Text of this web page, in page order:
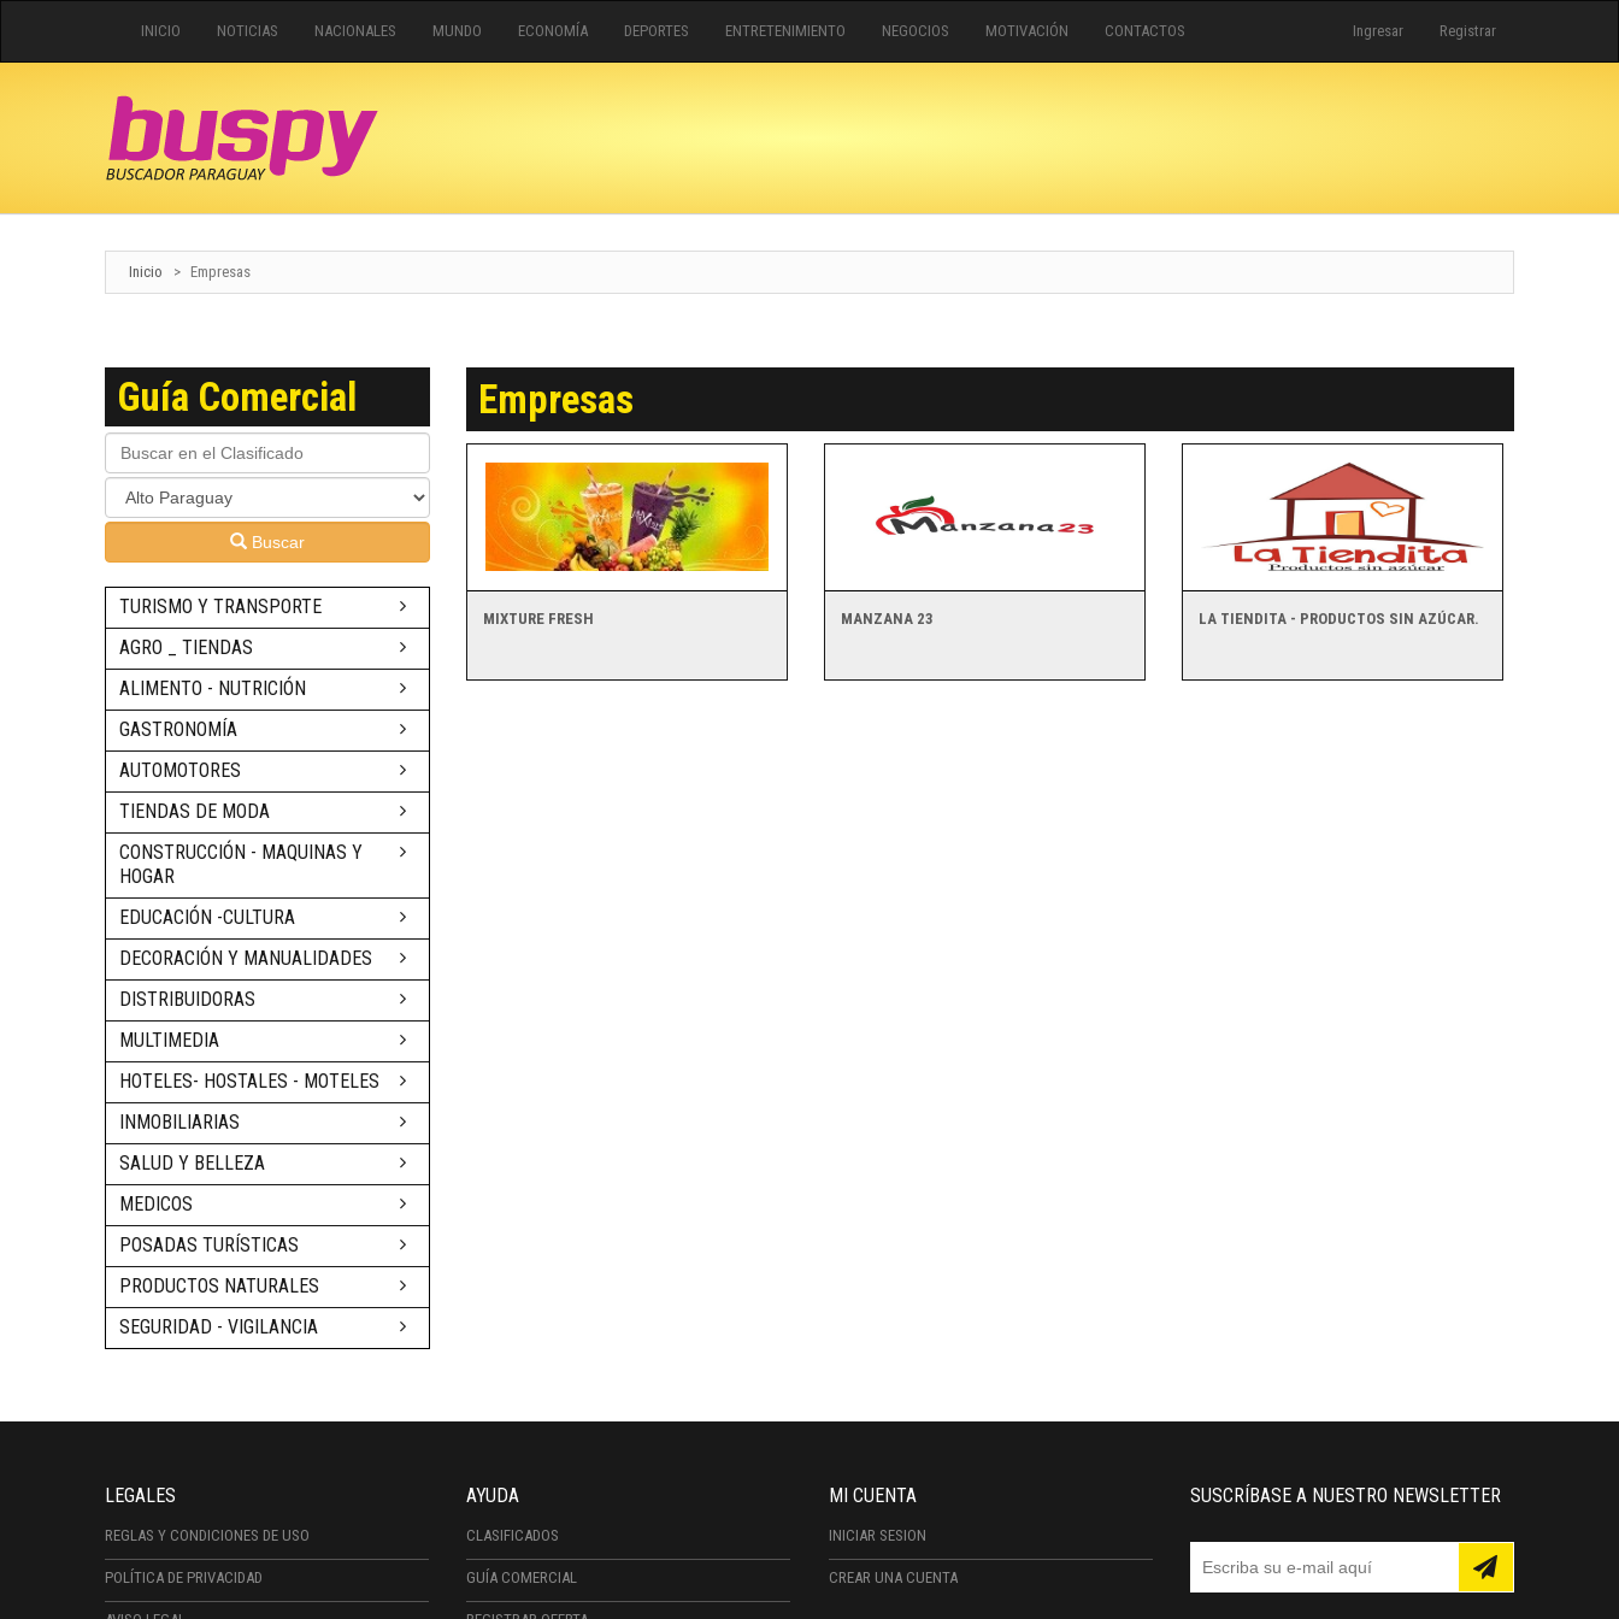
INICIO NOTICIAS NACIONALES MUNDO ECONOMÍA DEPORTES ENTRETENIMIENTO NEGOCIOS MOTIVACIÓN CONTACTOS Ingresar Registrar
Inicio > Empresas
Empresas
MIXTURE FRESH MANZANA 23 LA TIENDITA - PRODUCTOS SIN AZÚCAR.
Guía Comercial
Buscar
TURISMO Y TRANSPORTE
AGRO _ TIENDAS
ALIMENTO - NUTRICIÓN
GASTRONOMÍA
AUTOMOTORES
TIENDAS DE MODA
CONSTRUCCIÓN - MAQUINAS Y
HOGAR
EDUCACIÓN -CULTURA
DECORACIÓN Y MANUALIDADES
DISTRIBUIDORAS
MULTIMEDIA
HOTELES- HOSTALES - MOTELES
INMOBILIARIAS
SALUD Y BELLEZA
MEDICOS
POSADAS TURÍSTICAS
PRODUCTOS NATURALES
SEGURIDAD - VIGILANCIA
LEGALES
REGLAS Y CONDICIONES DE USO
POLÍTICA DE PRIVACIDAD
AYUDA
CLASIFICADOS
GUÍA COMERCIAL
MI CUENTA
INICIAR SESION
CREAR UNA CUENTA
SUSCRÍBASE A NUESTRO NEWSLETTER